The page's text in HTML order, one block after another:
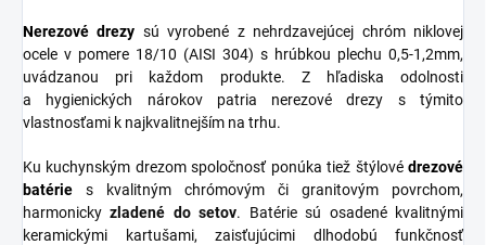
Nerezové drezy sú vyrobené z nehrdzavejúcej chróm niklovej
ocele v pomere 18/10 (AISI 304) s hrúbkou plechu 0,5-1,2mm,
uvádzanou pri každom produkte. Z hľadiska odolnosti
a hygienických nárokov patria nerezové drezy s týmito
vlastnosťami k najkvalitnejším na trhu.
Ku kuchynským drezom spoločnosť ponúka tiež štýlové drezové
batérie s kvalitným chrómovým či granitovým povrchom,
harmonickyzladené do setov. Batérie sú osadené kvalitnými
keramickými kartušami, zaisťujúcimi dlhodobú funkčnosť